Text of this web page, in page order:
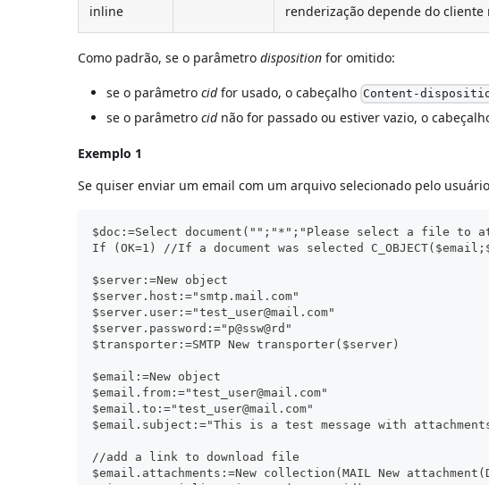
inline
renderização depende do cliente
Como padrão, se o parâmetrodisposition for omitido:
se o parâmetrocidfor usado, o cabeçalho Content-
se o parâmetrocidnão for passado ou estiver vazio, o
Exemplo 1
Se quiser enviar um email com um arquivo selecionado pelo
$doc:=Select document("";"*";"Please select a file to
If (OK=1) //If a document was selected
$server:=New object
$server.host:="smtp.mail.com"
$server.user:="test_user@mail.com"
$server.password:="p@ssw@rd"
$transporter:=SMTP New transporter($server)
$email:=New object
$email.from:="test_user@mail.com"
$email.to:="test_user@mail.com"
$email.subject:="This is a test message with
//add a link to download file
$email.attachments:=New collection(MAIL New